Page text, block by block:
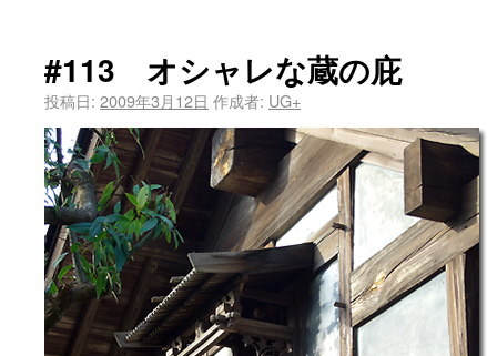
#113 オシャレな蔵の庇
投稿日: 2009年3月12日 作成者: UG+